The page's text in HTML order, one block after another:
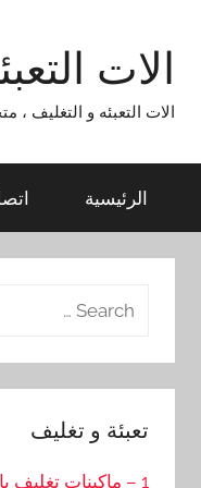
contentالات
الات التعبئه و التغليف ، متخصصون
الرئيسية
Search
تعبئة و تغليف
1 – ماكينات تغليف بالفاكيوم